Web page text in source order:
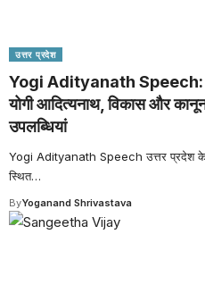
उत्तर प्रदेश
Yogi Adityanath Speech:
योगी आदित्यनाथ, विकास और
उपलब्धियां
Yogi Adityanath Speech उत्तर प्रदेश के
स्थित…
ByYoganand Shrivastava